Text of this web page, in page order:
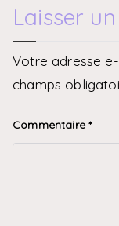
Laisser
Votre adresse
champs
Commentaire*